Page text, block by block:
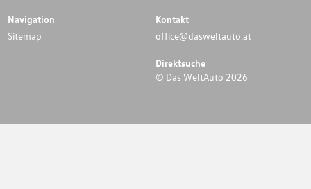
Navigation
Sitemap
Kontakt
office@dasweltauto.at
Direktsuche
© Das WeltAuto 2026